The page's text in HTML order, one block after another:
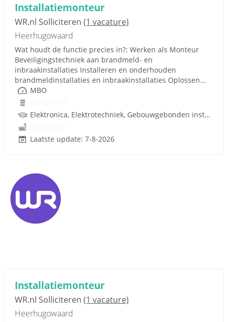
Installatiemonteur
WR.nl Solliciteren (1 vacature)
Heerhugowaard
Wat houdt de functie precies in?: Werken als Monteur
Beveiligingstechniek aan brandmeld- en
inbraakinstallaties Installeren en onderhouden
brandmeldinstallaties en inbraakinstallaties Oplossen...
MBO
Elektronica, Elektrotechniek, Gebouwgebonden installaties, Rijbewijs
Laatste update: 7-8-2026
Installatiemonteur
WR.nl Solliciteren (1 vacature)
Heerhugowaard